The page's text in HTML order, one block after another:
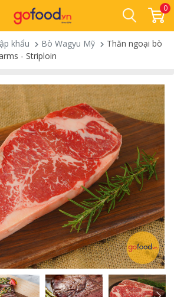
0
khẩu Bò Wagyu Mỹ
Thăn ngoại bò
- Striploin